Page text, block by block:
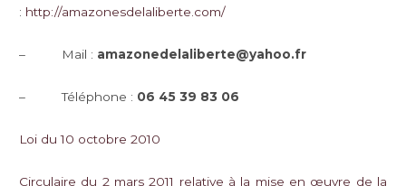
: http://amazonesdelaliberte.com/
– Mail : amazonedelaliberte@yahoo.fr
– Téléphone : 06 45 39 83 06
Loi du 10 octobre 2010
Circulaire du 2 mars 2011 relative à la mise en œuvre de la